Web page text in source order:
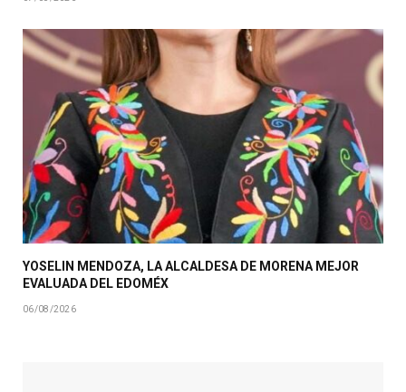
YOSELIN MENDOZA, LA ALCALDESA DE MORENA MEJOR
EVALUADA DEL EDOMÉX
06/08/2026